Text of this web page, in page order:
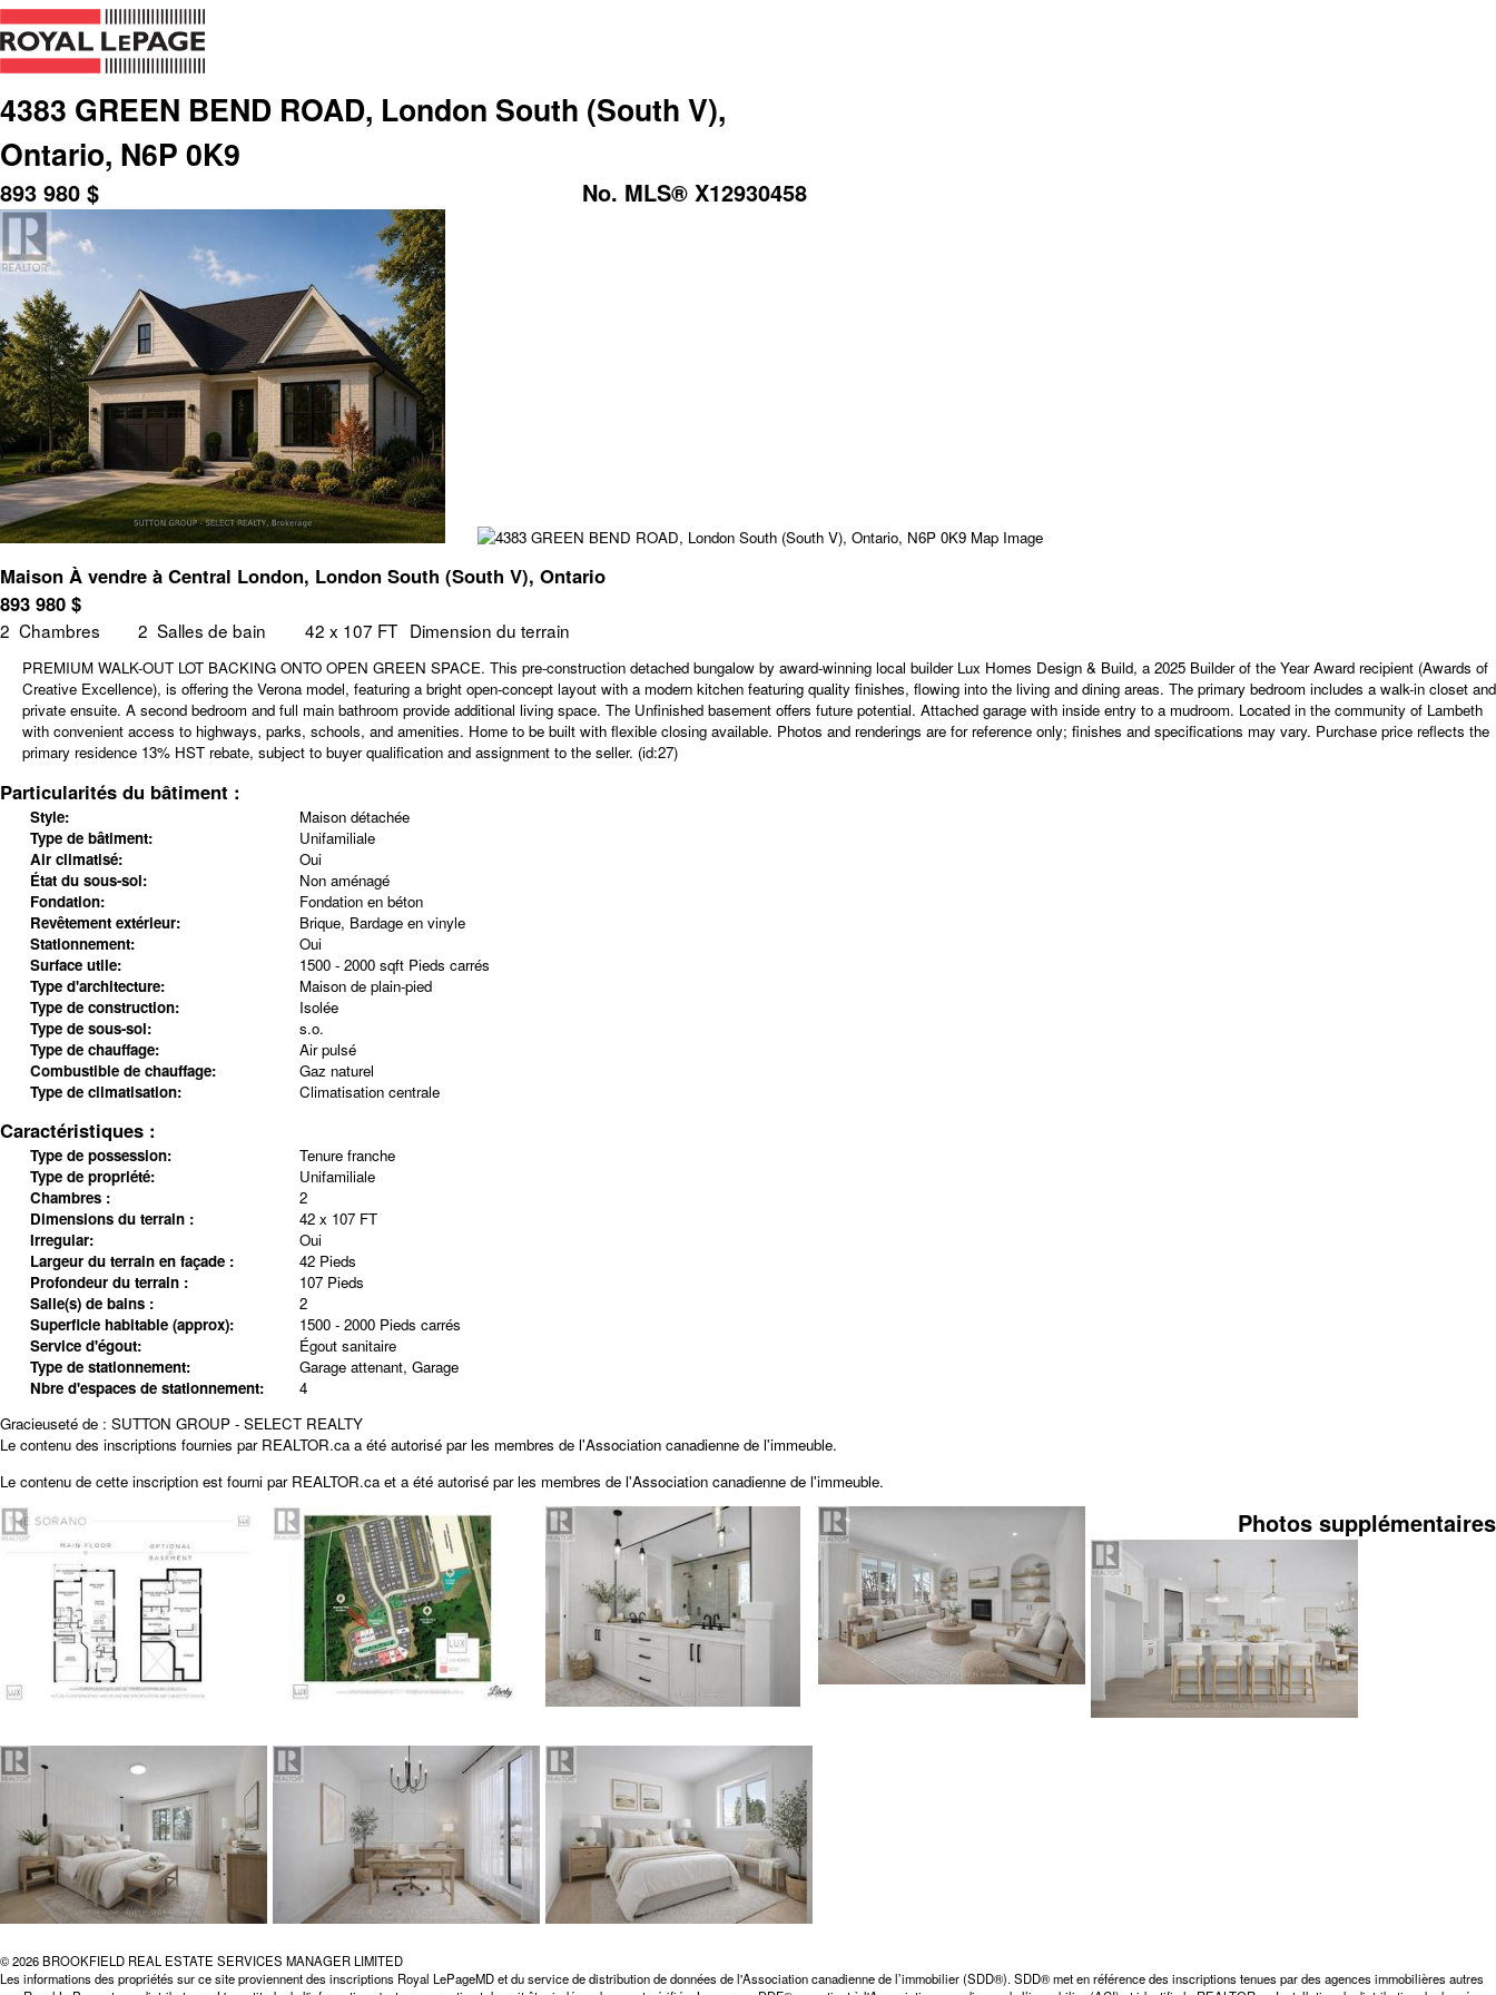
4383 GREEN BEND ROAD, London South (South V),
Ontario, N6P 0K9
893 980 $ No. MLS® X12930458
Maison À vendre à Central London, London South (South V), Ontario
893 980 $
2 Chambres 2 Salles de bain 42 x 107 FT Dimension du terrain
PREMIUM WALK-OUT LOT BACKING ONTO OPEN GREEN SPACE. This pre-construction detached bungalow by award-winning local builder Lux Homes Design & Build, a 2025 Builder of the Year Award recipient (Awards of
Creative Excellence), is offering the Verona model, featuring a bright open-concept layout with a modern kitchen featuring quality finishes, flowing into the living and dining areas. The primary bedroom includes a walk-in closet and
private ensuite. A second bedroom and full main bathroom provide additional living space. The Unfinished basement offers future potential. Attached garage with inside entry to a mudroom. Located in the community of Lambeth
with convenient access to highways, parks, schools, and amenities. Home to be built with flexible closing available. Photos and renderings are for reference only; finishes and specifications may vary. Purchase price reflects the
primary residence 13% HST rebate, subject to buyer qualification and assignment to the seller. (id:27)
Particularités du bâtiment :
Style:
Maison détachée
Type de bâtiment:
Unifamiliale
Air climatisé:
Oui
État du sous-sol:
Non aménagé
Fondation:
Fondation en béton
Revêtement extérieur:
Brique, Bardage en vinyle
Stationnement:
Oui
Surface utile:
1500 - 2000 sqft Pieds carrés
Type d'architecture:
Maison de plain-pied
Type de construction:
Isolée
Type de sous-sol:
s.o.
Type de chauffage:
Air pulsé
Combustible de chauffage:
Gaz naturel
Type de climatisation:
Climatisation centrale
Caractéristiques :
Type de possession:
Tenure franche
Type de propriété:
Unifamiliale
Chambres :
2
Dimensions du terrain :
42 x 107 FT
Irregular:
Oui
Largeur du terrain en façade :
42 Pieds
Profondeur du terrain :
107 Pieds
Salle(s) de bains :
2
Superficie habitable (approx):
1500 - 2000 Pieds carrés
Service d'égout:
Égout sanitaire
Type de stationnement:
Garage attenant, Garage
Nbre d'espaces de stationnement:
4
Gracieuseté de : SUTTON GROUP - SELECT REALTY
Le contenu des inscriptions fournies par REALTOR.ca a été autorisé par les membres de l'Association canadienne de l'immeuble.
Le contenu de cette inscription est fourni par REALTOR.ca et a été autorisé par les membres de l'Association canadienne de l'immeuble.
Photos supplémentaires
© 2026 BROOKFIELD REAL ESTATE SERVICES MANAGER LIMITED
Les informations des propriétés sur ce site proviennent des inscriptions Royal LePageMD et du service de distribution de données de l'Association canadienne de l’immobilier (SDD®). SDD® met en référence des inscriptions tenues par des agences immobilières autres